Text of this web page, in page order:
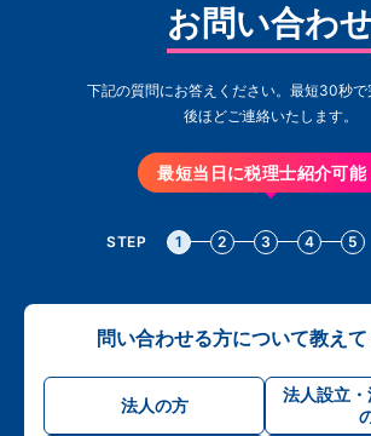
お問い合わ
下記の質問にお答えください。最短30秒で
後ほどご連絡いたします。
最短当日に税理士紹介可能
STEP 1 2 3 4 5
問い合わせる方について教え
法人の方
法人設立